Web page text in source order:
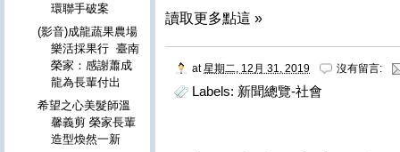
讀取更多點這 »
at 星期二, 12月 31, 2019 沒有留言:
Labels: 新聞總覽-社會
環聯手破案
(影音)成龍蔬果農場
樂活採果行 臺南
榮家：感謝蕭成
龍為長輩付出
希望之心美髮師溫
馨義剪 榮家長輩
造型煥然一新